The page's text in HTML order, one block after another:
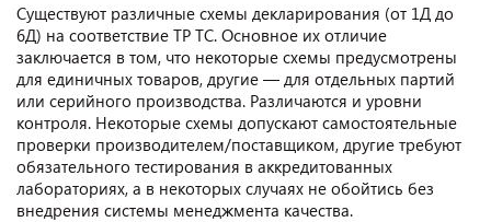
Существуют различные схемы декларирования (от 1Д до
6Д) на соответствие ТР ТС. Основное их отличие
заключается в том, что некоторые схемы предусмотрены
для единичных товаров, другие — для отдельных партий
или серийного производства. Различаются и уровни
контроля. Некоторые схемы допускают самостоятельные
проверки производителем/поставщиком, другие требуют
обязательного тестирования в аккредитованных
лабораториях, а в некоторых случаях не обойтись без
внедрения системы менеджмента качества.